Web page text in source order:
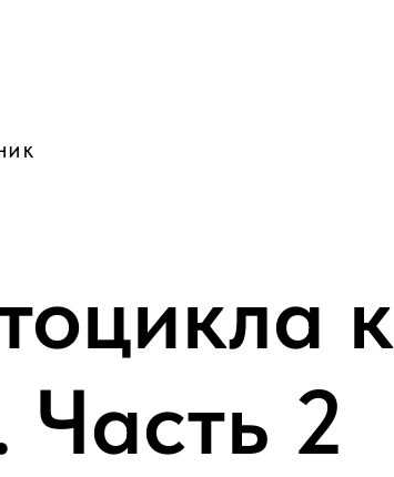
к
Часть 2